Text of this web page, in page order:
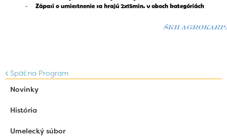
Späť na Program
Novinky
História
Umelecký súbor